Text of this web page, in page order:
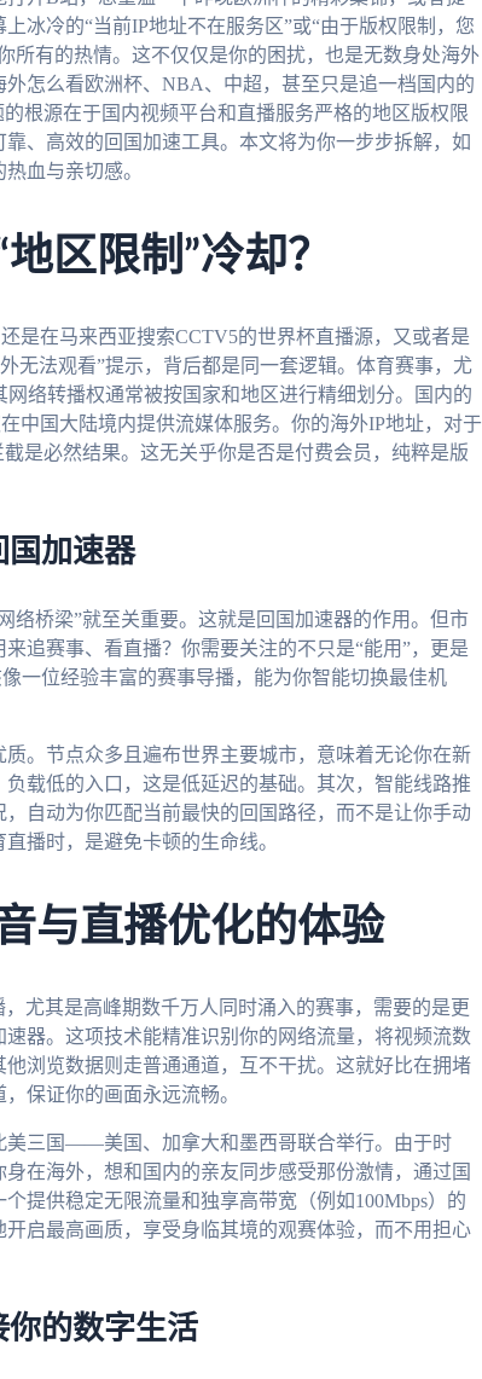
冰冷的“当前IP地址不在服务区”或“由于版权限制，您
所有的热情。这不仅仅是你的困扰，也是无数身处海外
怎么看欧洲杯、NBA、中超，甚至只是追一档国内的
根源在于国内视频平台和直播服务严格的地区版权限
、高效的回国加速工具。本文将为你一步步拆解，如
血与亲切感。
区限制”冷却？
是在马来西亚搜索CCTV5的世界杯直播源，又或者是
无法观看”提示，背后都是同一套逻辑。体育赛事，尤
络转播权通常被按国家和地区进行精细划分。国内的
中国大陆境内提供流媒体服务。你的海外IP地址，对于
是必然结果。这无关乎你是否是付费会员，纯粹是版
国加速器
络桥梁”就至关重要。这就是回国加速器的作用。但市
追赛事、看直播？你需要关注的不只是“能用”，更是
一位经验丰富的赛事导播，能为你智能切换最佳机
。节点众多且遍布世界主要城市，意味着无论你在新
载低的入口，这是低延迟的基础。其次，智能线路推
自动为你匹配当前最快的回国路径，而不是让你手动
播时，是避免卡顿的生命线。
与直播优化的体验
尤其是高峰期数千万人同时涌入的赛事，需要的是更
器。这项技术能精准识别你的网络流量，将视频流数
浏览数据则走普通通道，互不干扰。这就好比在拥堵
保证你的画面永远流畅。
美三国——美国、加拿大和墨西哥联合举行。由于时
在海外，想和国内的亲友同步感受那份激情，通过国
提供稳定无限流量和独享高带宽（例如100Mbps）的
启最高画质，享受身临其境的观赛体验，而不用担心
你的数字生活